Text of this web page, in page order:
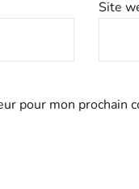
Site
pour mon prochain